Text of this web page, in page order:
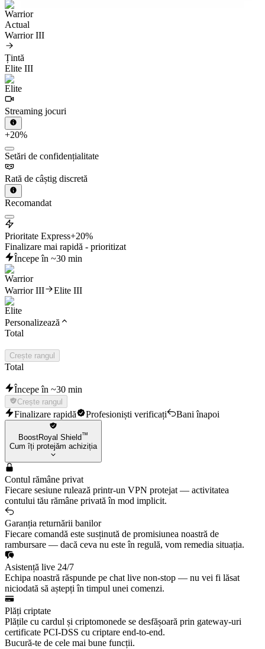
Actual
Warrior III
Țintă
Elite III
Streaming jocuri
+20%
Setări de confidențialitate
Rată de câștig discretă
Recomandat
Prioritate Express+20%
Finalizare mai rapidă - prioritizat
Începe în ~30 min
Warrior III Elite III
Personalizează
Total
Crește rangul
Total
Începe în ~30 min
Crește rangul
Finalizare rapidă Profesioniști verificați Bani înapoi
BoostRoyal Shield™
Cum îți protejăm achiziția
Contul rămâne privat
Fiecare sesiune rulează printr-un VPN protejat — activitatea
contului tău rămâne privată în mod implicit.
Garanția returnării banilor
Fiecare comandă este susținută de promisiunea noastră de
rambursare — dacă ceva nu este în regulă, vom remedia situația.
Asistență live 24/7
Echipa noastră răspunde pe chat live non-stop — nu vei fi lăsat
niciodată să aștepți în timpul unei comenzi.
Plăți criptate
Plățile cu cardul și criptomonede se desfășoară prin gateway-uri
certificate PCI-DSS cu criptare end-to-end.
Bucură-te de cele mai bune funcții.